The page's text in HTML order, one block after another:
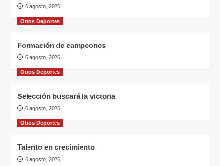
6 agosto, 2026
Otros Deportes
Formación de campeones
6 agosto, 2026
Otros Deportes
Selección buscará la victoria
6 agosto, 2026
Otros Deportes
Talento en crecimiento
6 agosto, 2026